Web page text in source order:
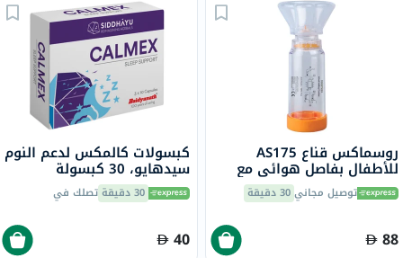
روسماكس قناع AS175
للأطفال بفاصل هوائي مع
حجرة تثبيت بصمام
توصيل مجاني30 دقيقة
88
كبسولات كالمكس لدعم النوم
سيدهايو، 30 كبسولة
30 دقيقة تصلك في
40